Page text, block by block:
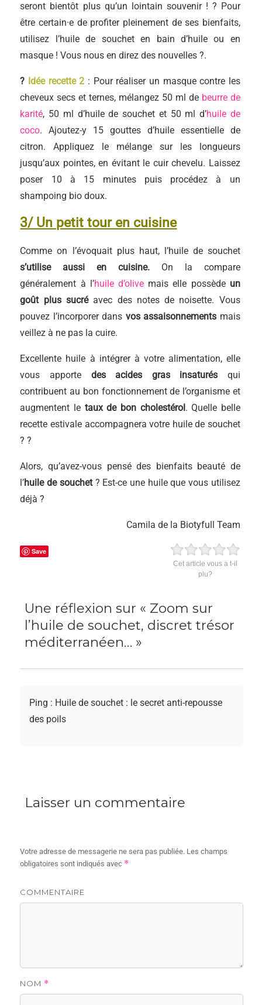
seront bientôt plus qu’un lointain souvenir ! ? Pour
être certain·e de profiter pleinement de ses bienfaits,
utilisez l’huile de souchet en bain d’huile ou en
masque ! Vous nous en direz des nouvelles ?.
? Idée recette 2 : Pour réaliser un masque contre les
cheveux secs et ternes, mélangez 50 ml de beurre de
karité, 50 ml d’huile de souchet et 50 ml d’huile de
coco. Ajoutez-y 15 gouttes d’huile essentielle de
citron. Appliquez le mélange sur les longueurs
jusqu’aux pointes, en évitant le cuir chevelu. Laissez
poser 10 à 15 minutes puis procédez à un
shampoing bio doux.
3/ Un petit tour en cuisine
Comme on l’évoquait plus haut, l’huile de souchet
s’utilise aussi en cuisine. On la compare
généralement à l’huile d’olive mais elle possède un
goût plus sucréavec des notes de noisette. Vous
pouvez l’incorporer dans vos assaisonnements mais
veillez à ne pas la cuire.
Excellente huile à intégrer à votre alimentation, elle
vous apporte des acides gras insaturés qui
contribuent au bon fonctionnement de l’organisme et
augmentent le taux de bon cholestérol. Quelle belle
recette estivale accompagnera votre huile de souchet
? ?
Alors, qu’avez-vous pensé des bienfaits beauté de
l’huile de souchet? Est-ce une huile que vous utilisez
déjà ?
Camila de la Biotyfull Team
Cet article vous a t-il
plu?
Save
Une réflexion sur « Zoom sur
l’huile de souchet, discret trésor
méditerranéen… »
Ping : Huile de souchet : le secret anti-repousse
des poils
Laisser un commentaire
Votre adresse de messagerie ne sera pas publiée. Les champs
obligatoires sont indiqués avec *
COMMENTAIRE
NOM *